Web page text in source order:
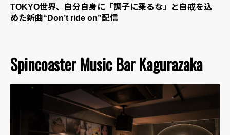
TOKYO世界、自分自身に「調子に乗るな」と自戒を込
めた新曲“Don’t ride on”配信
Spincoaster Music Bar Kagurazaka